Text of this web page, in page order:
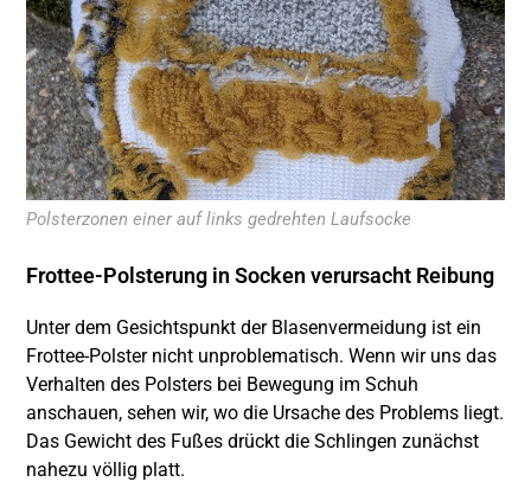
Polsterzonen einer auf links gedrehten Laufsocke
Frottee-Polsterung in Socken verursacht Reibung
Unter dem Gesichtspunkt der Blasenvermeidung ist ein
Frottee-Polster nicht unproblematisch. Wenn wir uns das
Verhalten des Polsters bei Bewegung im Schuh
anschauen, sehen wir, wo die Ursache des Problems liegt.
Das Gewicht des Fußes drückt die Schlingen zunächst
nahezu völlig platt.